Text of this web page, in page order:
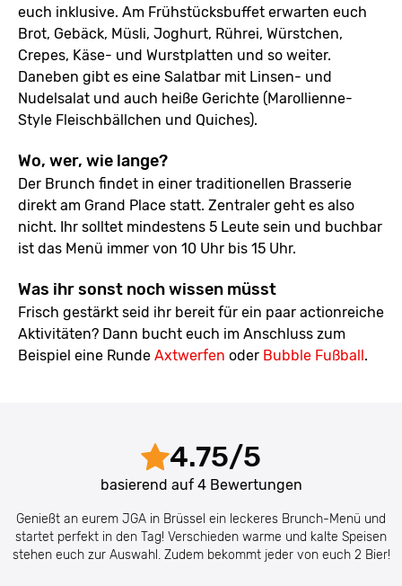
euch inklusive. Am Frühstücksbuffet erwarten euch
Brot, Gebäck, Müsli, Joghurt, Rührei, Würstchen,
Crepes, Käse- und Wurstplatten und so weiter.
Daneben gibt es eine Salatbar mit Linsen- und
Nudelsalat und auch heiße Gerichte (Marollienne-
Style Fleischbällchen und Quiches).
Wo, wer, wie lange?
Der Brunch findet in einer traditionellen Brasserie
direkt am Grand Place statt. Zentraler geht es also
nicht. Ihr solltet mindestens 5 Leute sein und buchbar
ist das Menü immer von 10 Uhr bis 15 Uhr.
Was ihr sonst noch wissen müsst
Frisch gestärkt seid ihr bereit für ein paar actionreiche
Aktivitäten? Dann bucht euch im Anschluss zum
Beispiel eine Runde Axtwerfen oder Bubble Fußball.
4.75/5
basierend auf 4Bewertungen
Genießt an eurem JGA in Brüssel ein leckeres Brunch-Menü und
startet perfekt in den Tag! Verschieden warme und kalte Speisen
stehen euch zur Auswahl. Zudem bekommt jeder von euch 2 Bier!